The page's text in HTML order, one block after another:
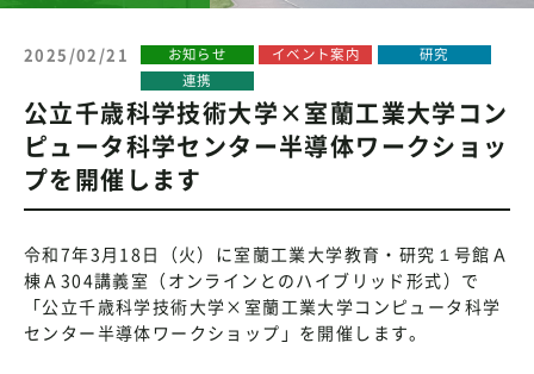
2025/02/21 お知らせ イベント案内
研究
連携
公立千歳科学技術大学×室蘭工業大学コン
ピュータ科学センター半導体ワークショッ
プを開催します
令和7年3月18日（火）に室蘭工業大学教育・研究１号館Ａ
棟Ａ304講義室（オンラインとのハイブリッド形式）で
「公立千歳科学技術大学×室蘭工業大学コンピュータ科学
センター半導体ワークショップ」を開催します。